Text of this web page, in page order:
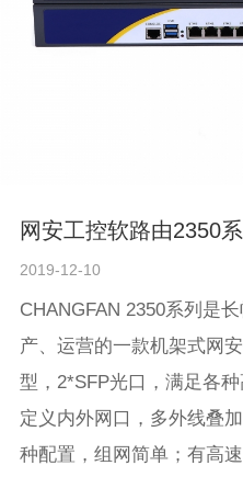
网安工控软路由2350系
2019-12-10
CHANGFAN 2350系列是
产、运营的一款机架式网
型，2*SFP光口，满足各
定义内外网口，多外线叠
种配置，组网简单；有高